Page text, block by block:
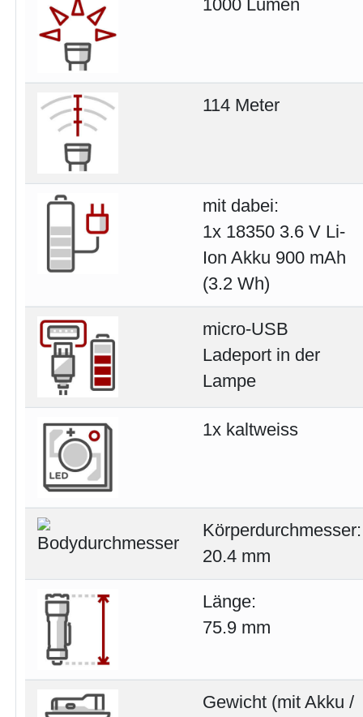
1000 Lumen
114 Meter
mit dabei:
1x 18350 3.6 V Li-
Ion Akku 900 mAh
(3.2 Wh)
micro-USB
Ladeport in der
Lampe
1x kaltweiss
Körperdurchmesser:
20.4 mm
Länge:
75.9 mm
Gewicht (mit Akku /